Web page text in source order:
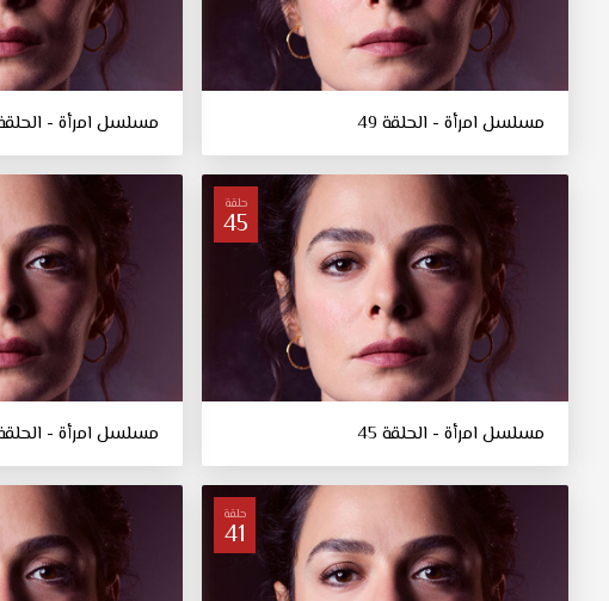
مسلسل امرأة - الحلقة 49 مسلسل امرأة - الحلقة
حلقة
45
مسلسل امرأة - الحلقة 45 مسلسل امرأة - الحلقة
حلقة
41